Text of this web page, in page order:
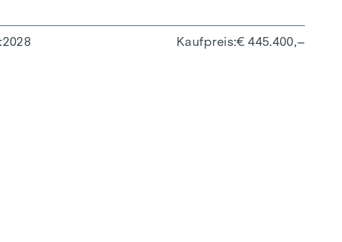
2028
Kaufpreis € 445.400,–